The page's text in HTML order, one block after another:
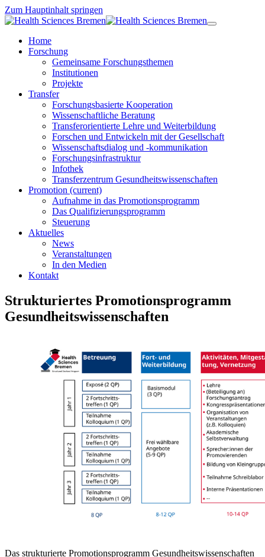
Zum Hauptinhalt springen
Home
Forschung
Gemeinsame Forschungsthemen
Institutionen
Projekte
Transfer
Forschungsbasierte Kooperation
Wissenschaftliche Beratung
Transferorientierte Lehre und Weiterbildung
Forschen und Entwickeln mit der Gesellschaft
Wissenschaftsdialog und -kommunikation
Forschungsinfrastruktur
Infothek
Transferzentrum Gesundheitswissenschaften
Promotion (current)
Aufnahme in das Promotionsprogramm
Das Qualifizierungsprogramm
Steuerung
Aktuelles
News
Veranstaltungen
In den Medien
Kontakt
Strukturiertes Promotionsprogramm
Gesundheitswissenschaften
Das strukturierte Promotionsprogramm Gesundheitswissenschaften